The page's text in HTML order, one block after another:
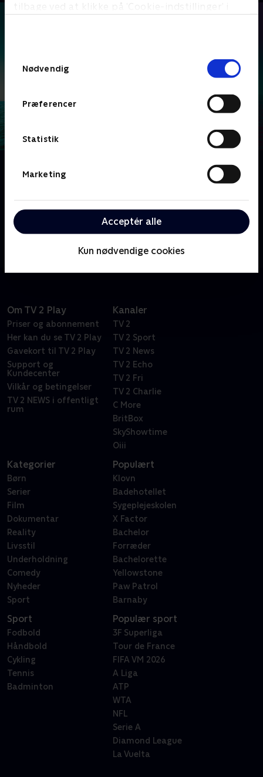
tilbage ved at klikke på ’Cookie-indstillinger’ i
Nødvendig
Præferencer
Statistik
Marketing
Acceptér alle
Kun nødvendige cookies
I 2036, efter at en dommedag har kastet verden ud i
menneskehedens sidste tilflugtssted. Et isoleret
samfund af overlevende opstår med et totalitært
styre, som dikterer, at der højst må være 513
Om TV 2 Play
Priser og abonnement
Her kan du se TV 2 Play
Gavekort til TV 2 Play
Support og
Kundecenter
Vilkår og betingelser
TV 2 NEWS i offentligt
rum
Kanaler
TV 2
TV 2 Sport
TV 2 News
TV 2 Echo
TV 2 Fri
TV 2 Charlie
C More
BritBox
SkyShowtime
Oiii
Kategorier
Børn
Serier
Film
Dokumentar
Reality
Livsstil
Underholdning
Comedy
Nyheder
Sport
Populært
Klovn
Badehotellet
Sygeplejeskolen
X Factor
Bachelor
Forræder
Bachelorette
Yellowstone
Paw Patrol
Barnaby
Sport
Fodbold
Håndbold
Cykling
Tennis
Badminton
Populær sport
3F Superliga
Tour de France
FIFA VM 2026
A Liga
ATP
WTA
NFL
Serie A
Diamond League
La Vuelta